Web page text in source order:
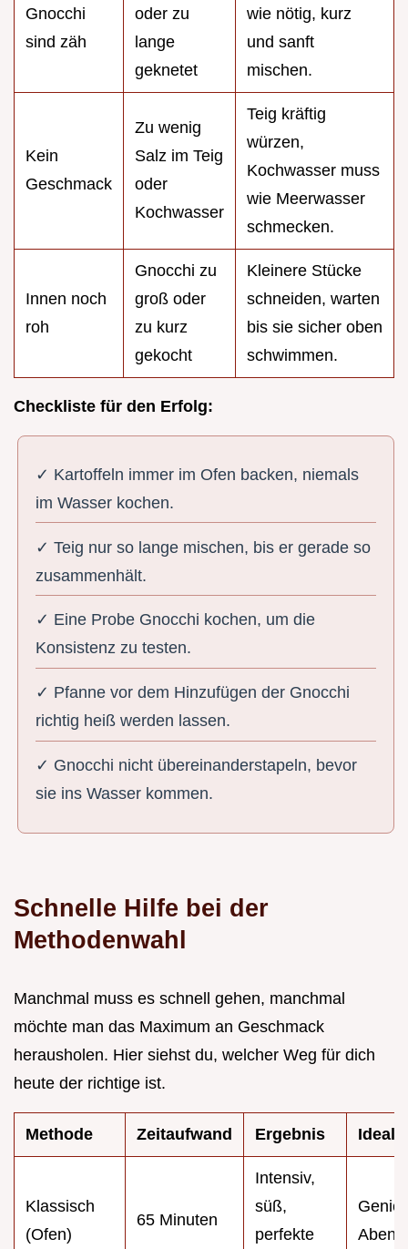
Gnocchi
sind zäh
oder zu
lange
geknetet
wie nötig, kurz
und sanft
mischen.
Kein
Geschmack
Zu wenig
Salz im Teig
oder
Kochwasser
Teig kräftig
würzen,
Kochwasser muss
wie Meerwasser
schmecken.
Innen noch
roh
Gnocchi zu
groß oder
zu kurz
gekocht
Kleinere Stücke
schneiden, warten
bis sie sicher oben
schwimmen.
Checkliste für den Erfolg:
✓ Kartoffeln immer im Ofen backen, niemals
im Wasser kochen.
✓ Teig nur so lange mischen, bis er gerade so
zusammenhält.
✓ Eine Probe Gnocchi kochen, um die
Konsistenz zu testen.
✓ Pfanne vor dem Hinzufügen der Gnocchi
richtig heiß werden lassen.
✓ Gnocchi nicht übereinanderstapeln, bevor
sie ins Wasser kommen.
Schnelle Hilfe bei der
Methodenwahl
Manchmal muss es schnell gehen, manchmal
möchte man das Maximum an Geschmack
herausholen. Hier siehst du, welcher Weg für dich
heute der richtige ist.
Methode Zeitaufwand Ergebnis Ideal
Klassisch
(Ofen)
65 Minuten
Intensiv,
süß,
perfekte